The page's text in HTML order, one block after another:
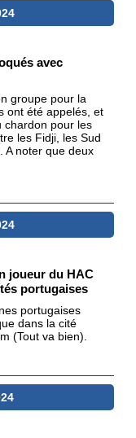
avec
groupe pour la
ont été appelés, et
chardon pour les
les Fidji, les Sud
A noter que deux
joueur du HAC
portugaises
portugaises
dans la cité
(Tout va bien).